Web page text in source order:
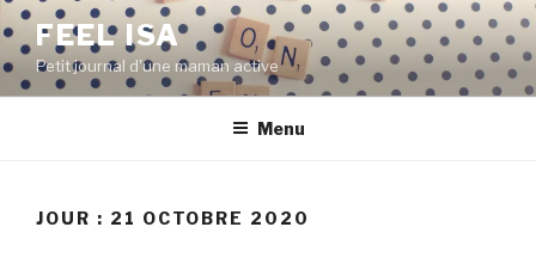
Aller
au
contenu
principal
FEEL ISA
Petit journal d'une maman active
Menu
JOUR : 21 OCTOBRE 2020